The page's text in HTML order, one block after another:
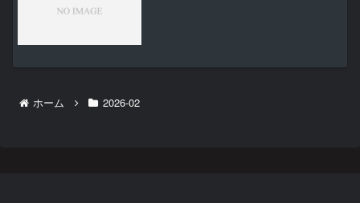
ホーム 2026-02